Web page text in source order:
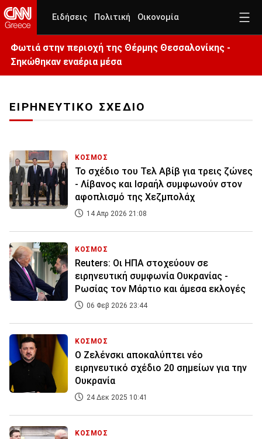
Ειδήσεις Πολιτική Οικονομία
Φωτιά στην περιοχή της Θέρμης Θεσσαλονίκης -
Σηκώθηκαν εναέρια μέσα
ΕΙΡΗΝΕΥΤΙΚΟ ΣΧΕΔΙΟ
ΚΟΣΜΟΣ
Το σχέδιο του Τελ Αβίβ για τρεις ζώνες
- Λίβανος και Ισραήλ συμφωνούν στον
αφοπλισμό της Χεζμπολάχ
14 Απρ 2026 21:08
ΚΟΣΜΟΣ
Reuters: Οι ΗΠΑ στοχεύουν σε
ειρηνευτική συμφωνία Ουκρανίας -
Ρωσίας τον Μάρτιο και άμεσα εκλογές
06 Φεβ 2026 23:44
ΚΟΣΜΟΣ
Ο Ζελένσκι αποκαλύπτει νέο
ειρηνευτικό σχέδιο 20 σημείων για την
Ουκρανία
24 Δεκ 2025 10:41
ΚΟΣΜΟΣ